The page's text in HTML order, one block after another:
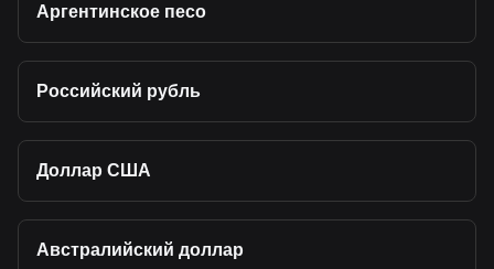
Аргентинское песо
Российский рубль
Доллар США
Австралийский доллар